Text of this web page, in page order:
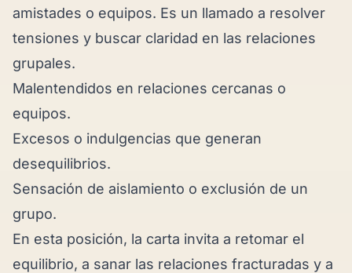
amistades o equipos. Es un llamado a resolver
tensiones y buscar claridad en las relaciones
grupales.
Malentendidos en relaciones cercanas o
equipos.
Excesos o indulgencias que generan
desequilibrios.
Sensación de aislamiento o exclusión de un
grupo.
En esta posición, la carta invita a retomar el
equilibrio, a sanar las relaciones fracturadas y a